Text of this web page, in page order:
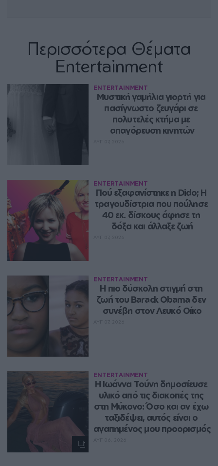
Περισσότερα Θέματα
Entertainment
ENTERTAINMENT
Μυστική γαμήλια γιορτή για
πασίγνωστο ζευγάρι σε
πολυτελές κτήμα με
απαγόρευση κινητών
ENTERTAINMENT
Πού εξαφανίστηκε η Dido; Η
τραγουδίστρια που πούλησε
40 εκ. δίσκους άφησε τη
δόξα και άλλαξε ζωή
ENTERTAINMENT
Η πιο δύσκολη στιγμή στη
ζωή του Barack Obama δεν
συνέβη στον Λευκό Οίκο
ENTERTAINMENT
Η Ιωάννα Τούνη δημοσίευσε
υλικό από τις διακοπές της
στη Μύκονο: Όσο και αν έχω
ταξιδέψει, αυτός είναι ο
αγαπημένος μου προορισμός